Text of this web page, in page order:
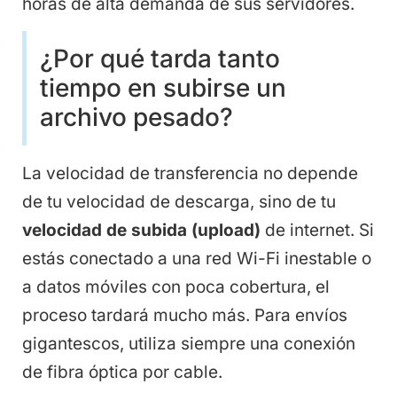
¿Por qué tarda tanto
tiempo en subirse un
archivo pesado?
La velocidad de transferencia no depende
de tu velocidad de descarga, sino de tu
velocidad de subida (upload) de internet. Si
estás conectado a una red Wi-Fi inestable o
a datos móviles con poca cobertura, el
proceso tardará mucho más. Para envíos
gigantescos, utiliza siempre una conexión
de fibra óptica por cable.